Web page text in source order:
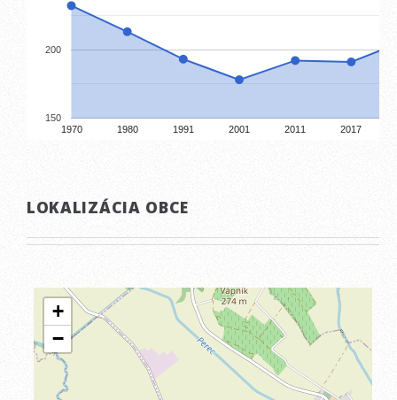
1970 1980 1991 2001 2011 2017
150
200
LOKALIZÁCIA OBCE